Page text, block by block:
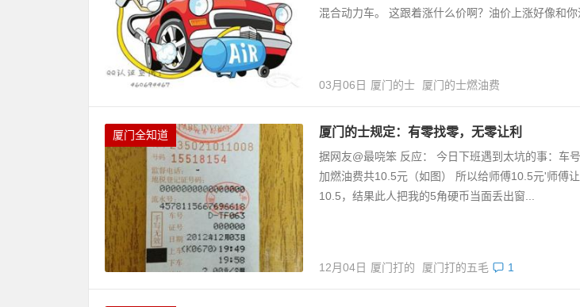
混合动力车。 这跟着涨什么价啊？油价上涨好像和你
03月06日 厦门的士 厦门的士燃油费
厦门全知道 厦门的士规定：有零找零，无零让利
据网友@最哓笨 反应： 今日下班遇到太坑的事：车
加燃油费共10.5元（如图） 所以给师傅10.5元'师傅
10.5，结果此人把我的5角硬币当面丢出窗...
12月04日 厦门打的 厦门打的五毛 1